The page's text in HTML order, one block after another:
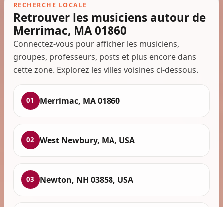
RECHERCHE LOCALE
Retrouver les musiciens autour de
Merrimac, MA 01860
Connectez-vous pour afficher les musiciens,
groupes, professeurs, posts et plus encore dans
cette zone. Explorez les villes voisines ci-dessous.
01 Merrimac, MA 01860
02 West Newbury, MA, USA
03 Newton, NH 03858, USA